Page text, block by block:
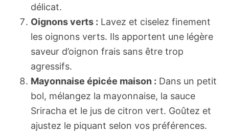
délicat.
Oignons verts : Lavez et ciselez finement
les oignons verts. Ils apportent une légère
saveur d’oignon frais sans être trop
agressifs.
Mayonnaise épicée maison : Dans un petit
bol, mélangez la mayonnaise, la sauce
Sriracha et le jus de citron vert. Goûtez et
ajustez le piquant selon vos préférences.